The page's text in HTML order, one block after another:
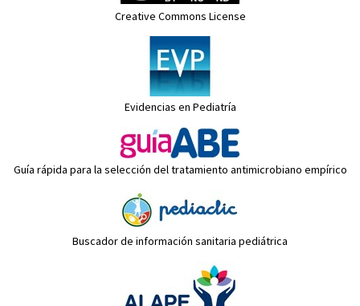
Creative Commons License
Evidencias en Pediatría
Guía rápida para la selección del tratamiento antimicrobiano empírico
Buscador de información sanitaria pediátrica